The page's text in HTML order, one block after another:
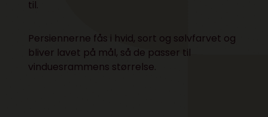
til.
Persiennerne fås i hvid, sort og sølvfarvet og
bliver lavet på mål, så de passer til
vinduesrammens størrelse.